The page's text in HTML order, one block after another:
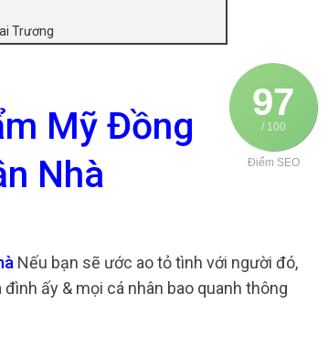
Trương
97
/ 100
Điểm SEO
Mỹ Đồng
Nhà
Nếu bạn sẽ ước ao tỏ tình với người đó,
ấy & mọi cá nhân bao quanh thông